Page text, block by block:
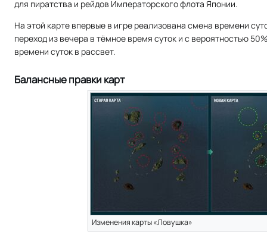
для пиратства и рейдов Императорского флота Японии.
На этой карте впервые в игре реализована смена времени
переход из вечера в тёмное время суток и с вероятностью
времени суток в рассвет.
Балансные правки карт
Изменения карты «Ловушка»